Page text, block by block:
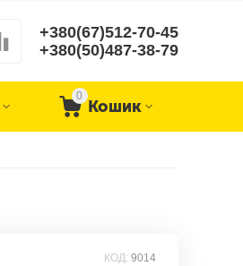
+380(67)512-70-45
+380(50)487-38-79
0
Кошик
КОД: 9014